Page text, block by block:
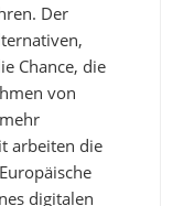
Der
Chance, die
von
arbeiten die
digitalen